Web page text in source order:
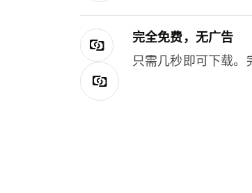
完全免费，无广告
只需几秒即可下载。